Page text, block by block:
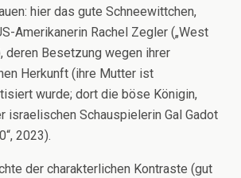
hier das gute Schneewittchen,
Amerikanerin Rachel Zegler („West
deren Besetzung wegen ihrer
Herkunft (ihre Mutter ist
wurde; dort die böse Königin,
israelischen Schauspielerin Gal Gadot
2023).
der charakterlichen Kontraste (gut